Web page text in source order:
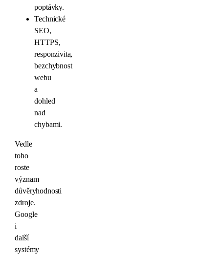
poptávky.
Technické
SEO,
HTTPS,
responzivita,
bezchybnost
webu
a
dohled
nad
chybami.
Vedle
toho
roste
význam
důvěryhodnosti
zdroje.
Google
i
další
systémy